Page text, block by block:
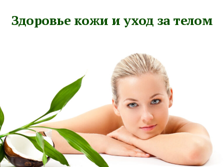
Здоровье кожи и уход за телом